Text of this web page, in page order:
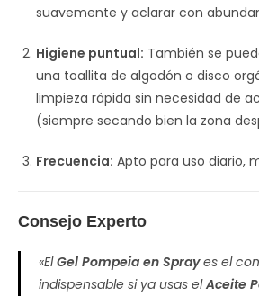
suavemente y aclarar con
Higiene puntual: También se
una toallita de algodón o disco
limpieza rápida sin necesidad de
(siempre secando bien la zona
Frecuencia: Apto para uso diario,
Consejo Experto
«ElGel Pompeia en Sprayes el
indispensable si ya usas elAceite